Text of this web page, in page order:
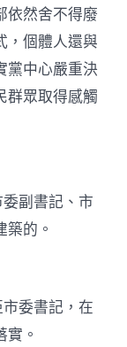
依然舍不得廢
，個體人還與
黨中心嚴重決
群眾取得感觸
副書記、市
的。
委書記，在
。